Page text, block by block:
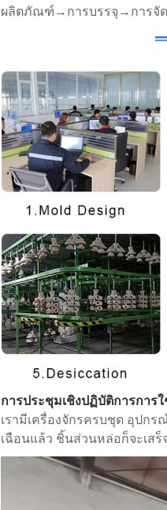
ผลิตภัณฑ์→การบรรจุ→การจั
การประชุมเชิงปฏิบัติการการใ
เรามีเครื่องจักรครบชุด อุปกร
เฉือนแล้ว ชิ้นส่วนหล่อก็จะเส